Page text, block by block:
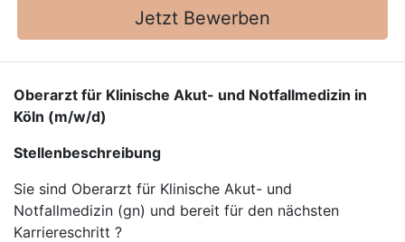
Jetzt Bewerben
Oberarzt für Klinische Akut- und Notfallmedizin in
Köln (m/w/d)
Stellenbeschreibung
Sie sind Oberarzt für Klinische Akut- und
Notfallmedizin (gn) und bereit für den nächsten
Karriereschritt ?